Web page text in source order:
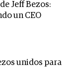
Jeff Bezos:
un CEO
unidos para